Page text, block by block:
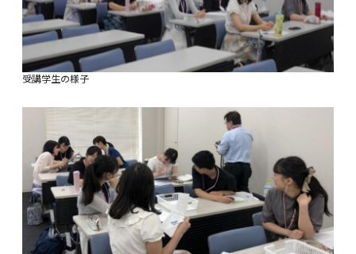
受講学生の様子